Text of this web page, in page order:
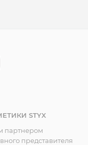
STYX
партнером
представителя